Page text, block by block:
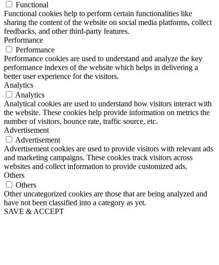
Functional
Functional cookies help to perform certain functionalities like
sharing the content of the website on social media platforms, collect
feedbacks, and other third-party features.
Performance
Performance
Performance cookies are used to understand and analyze the key
performance indexes of the website which helps in delivering a
better user experience for the visitors.
Analytics
Analytics
Analytical cookies are used to understand how visitors interact with
the website. These cookies help provide information on metrics the
number of visitors, bounce rate, traffic source, etc.
Advertisement
Advertisement
Advertisement cookies are used to provide visitors with relevant ads
and marketing campaigns. These cookies track visitors across
websites and collect information to provide customized ads.
Others
Others
Other uncategorized cookies are those that are being analyzed and
have not been classified into a category as yet.
SAVE & ACCEPT